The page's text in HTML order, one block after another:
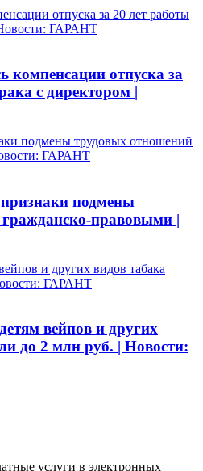
отпуска за 20 лет работы
Новости: ГАРАНТ
компенсации отпуска за
с директором |
подмены трудовых отношений
ГАРАНТ
подмены
правовыми |
и других видов табака
ГАРАНТ
вейпов и других
до 2 млн руб. | Новости:
услуги в электронных